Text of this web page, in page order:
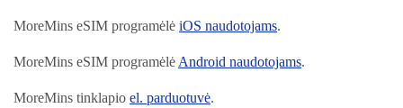
MoreMins eSIM programėlė iOS naudotojams.
MoreMins eSIM programėlė Android naudotojams.
MoreMins tinklapio el. parduotuvė.